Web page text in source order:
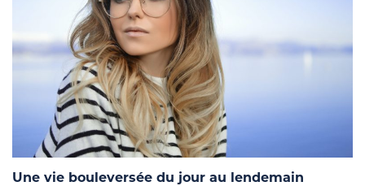
Une vie bouleversée du jour au lendemain